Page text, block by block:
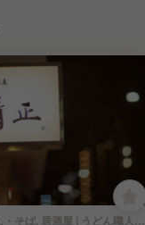
うどん・そば, 居酒屋 | うどん職人・そば職人